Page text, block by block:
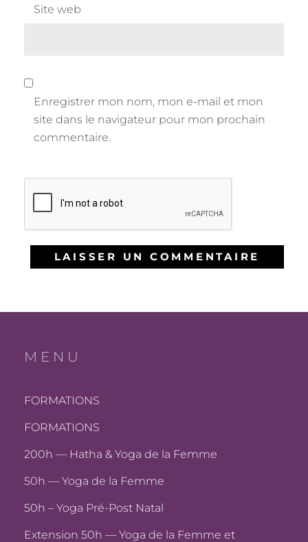
Site web
Enregistrer mon nom, mon e-mail et mon
site dans le navigateur pour mon prochain
commentaire.
MENU
FORMATIONS
FORMATIONS
200h — Hatha & Yoga de la Femme
50h — Yoga de la Femme
50h – Yoga Pré-Post Natal
Extension 50h — Yoga de la Femme et